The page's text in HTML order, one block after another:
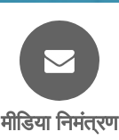
मीडिया निमंत्रण